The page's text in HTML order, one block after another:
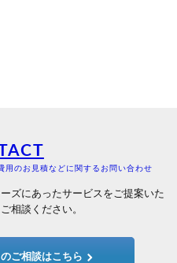
用のお見積などに関するお問い合わせ
ズにあったサービスをご提案いた
相談ください。
ご相談はこちら